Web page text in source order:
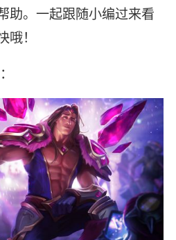
助。一起跟随小编过来看
！